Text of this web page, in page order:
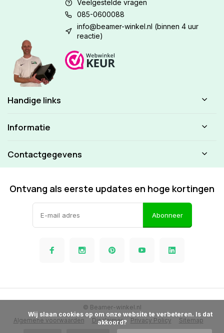
Veelgestelde vragen
085-0600088
info@beamer-winkel.nl (binnen 4 uur
reactie)
Handige links
Informatie
Contactgegevens
Ontvang als eerste updates en hoge kortingen
Abonneer
Algemene voorwaarden Disclaimer Privacy Policy Sitemap
© Beamer-winkel.nl
akkoord?